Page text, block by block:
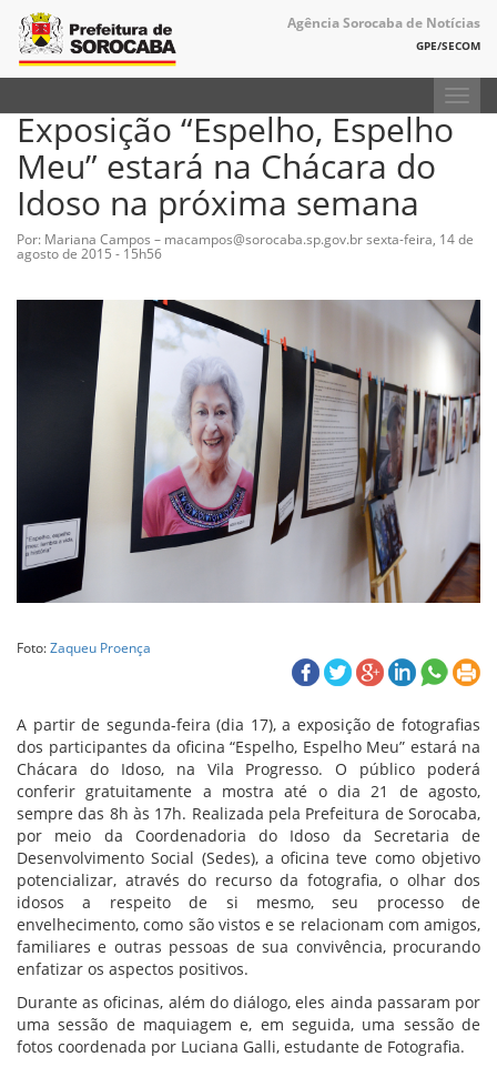
Agência Sorocaba de Notícias
GPE/SECOM
Exposição “Espelho, Espelho
Meu” estará na Chácara do
Idoso na próxima semana
Por: Mariana Campos – macampos@sorocaba.sp.gov.brsexta-feira, 14 de
agosto de 2015 - 15h56
Foto:Zaqueu Proença
A partir de segunda-feira (dia 17), a exposição de fotografias
dos participantes da oficina “Espelho, Espelho Meu” estará na
Chácara do Idoso, na Vila Progresso. O público poderá
conferir gratuitamente a mostra até o dia 21 de agosto,
sempre das 8h às 17h. Realizada pela Prefeitura de Sorocaba,
por meio da Coordenadoria do Idoso da Secretaria de
Desenvolvimento Social (Sedes), a oficina teve como objetivo
potencializar, através do recurso da fotografia, o olhar dos
idosos a respeito de si mesmo, seu processo de
envelhecimento, como são vistos e se relacionam com amigos,
familiares e outras pessoas de sua convivência, procurando
enfatizar os aspectos positivos.
Durante as oficinas, além do diálogo, eles ainda passaram por
uma sessão de maquiagem e, em seguida, uma sessão de
fotos coordenada por Luciana Galli, estudante de Fotografia.